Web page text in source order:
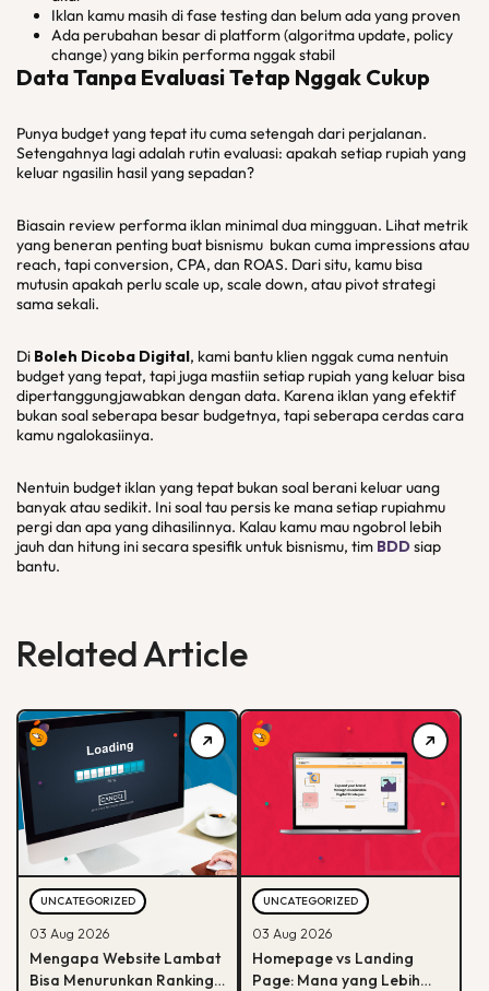
Iklan kamu masih di fase testing dan belum ada yang proven
Ada perubahan besar di platform (algoritma update, policy
change) yang bikin performa nggak stabil
Data Tanpa Evaluasi Tetap Nggak Cukup
Punya budget yang tepat itu cuma setengah dari perjalanan.
Setengahnya lagi adalah rutin evaluasi: apakah setiap rupiah yang
keluar ngasilin hasil yang sepadan?
Biasain review performa iklan minimal dua mingguan. Lihat metrik
yang beneran penting buat bisnismu bukan cuma impressions atau
reach, tapi conversion, CPA, dan ROAS. Dari situ, kamu bisa
mutusin apakah perlu scale up, scale down, atau pivot strategi
sama sekali.
Di Boleh Dicoba Digital, kami bantu klien nggak cuma nentuin
budget yang tepat, tapi juga mastiin setiap rupiah yang keluar bisa
dipertanggungjawabkan dengan data. Karena iklan yang efektif
bukan soal seberapa besar budgetnya, tapi seberapa cerdas cara
kamu ngalokasiinya.
Nentuin budget iklan yang tepat bukan soal berani keluar uang
banyak atau sedikit. Ini soal tau persis ke mana setiap rupiahmu
pergi dan apa yang dihasilinnya. Kalau kamu mau ngobrol lebih
jauh dan hitung ini secara spesifik untuk bisnismu, tim BDDsiap
bantu.
Related Article
UNCATEGORIZED
03 Aug 2026
Mengapa Website Lambat
Bisa Menurunkan Ranking
UNCATEGORIZED
03 Aug 2026
Homepage vs Landing
Page: Mana yang Lebih